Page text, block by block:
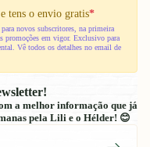
tens o envio gratis*
novos subscritores, na primeira
promoções em vigor. Exclusivo para
Vê todos os detalhes no email de
a melhor informação que já
pela Lili e o Hélder! 😊